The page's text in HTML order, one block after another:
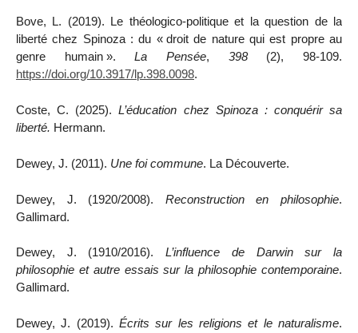
Bove, L. (2019). Le théologico-politique et la question de la
liberté chez Spinoza : du « droit de nature qui est propre au
genre humain».La Pensée, 398 (2), 98-109.
https://doi.org/10.3917/lp.398.0098.
Coste, C. (2025).L’éducation chez Spinoza : conquérir sa
liberté. Hermann.
Dewey, J. (2011). Une foi commune. La Découverte.
Dewey, J. (1920/2008). Reconstruction en philosophie.
Gallimard.
Dewey, J. (1910/2016).L’influence de Darwin sur la
philosophie et autre essais sur la philosophie contemporaine.
Gallimard.
Dewey, J. (2019). Écrits sur les religions et le naturalisme.